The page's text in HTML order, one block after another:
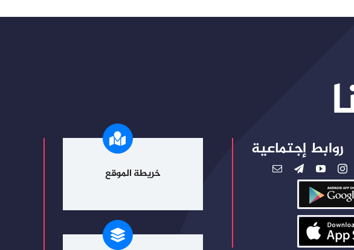
روابط إجتماعية
خريطة الموقع